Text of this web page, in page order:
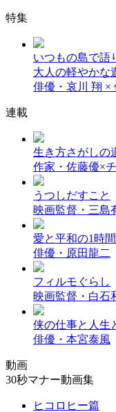
特集
いつもの島で語
大人の軽やかな
俳優・哀川 翔 ×
連載
生き方さがしの
作家・佐藤優×
うつしだすこと
映画監督・三島
愛と平和の1時間
俳優・原田龍二
フィルモぐらし
映画監督・白石
侠の仕事と人生
俳優・本宮泰風
動画
30秒マナー動画集
ヒコロヒー篇